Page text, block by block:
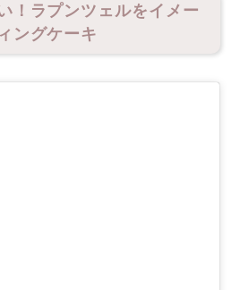
！ラプンツェルをイメー
ングケーキ